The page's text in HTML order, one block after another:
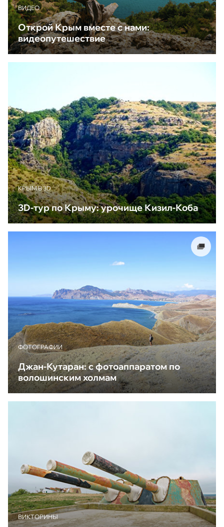
ВИДЕО
Открой Крым вместе с нами:
видеопутешествие
КРЫМ В 3D
3D-тур по Крыму: урочище Кизил-Коба
ФОТОГРАФИИ
Джан-Кутаран: с фотоаппаратом по
волошинским холмам
ВИКТОРИНЫ